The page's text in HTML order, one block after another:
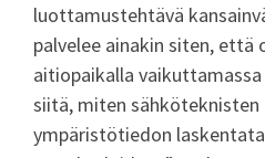
luottamustehtävä
palvelee ainakin siten, että
aitiopaikalla
siitä, miten
ympäristötiedon